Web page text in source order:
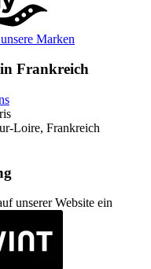
Marken
Frankreich
Loire, Frankreich
unserer Website ein